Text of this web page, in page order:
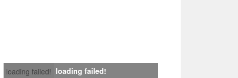
loading failed! loading failed!